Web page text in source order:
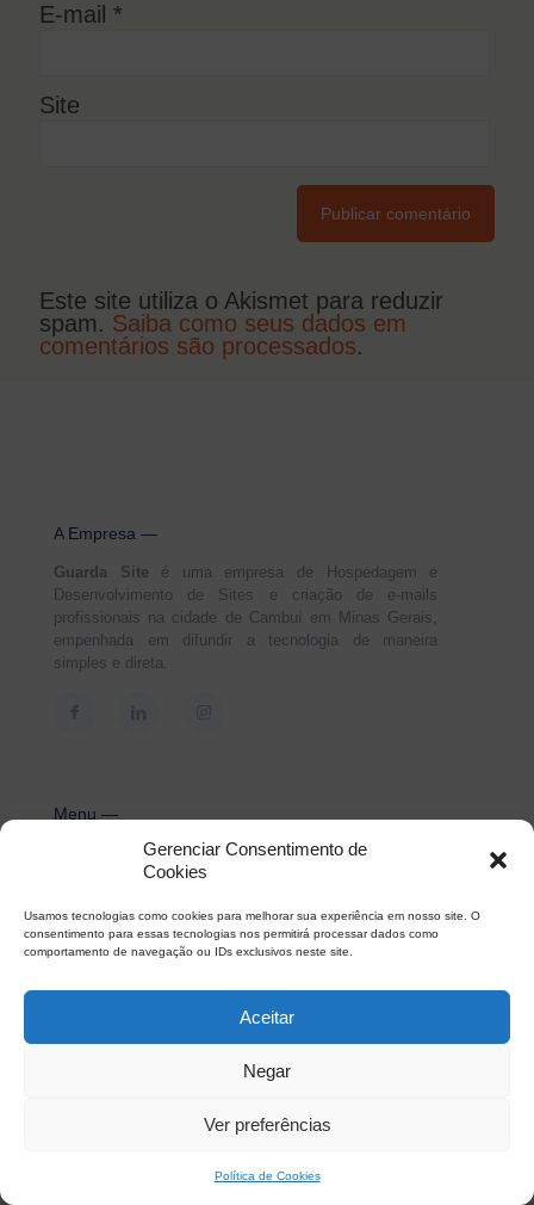
Gerenciar Consentimento de
Cookies
Usamos tecnologias como cookies para melhorar sua experiência em nosso site. O
consentimento para essas tecnologias nos permitirá processar dados como
comportamento de navegação ou IDs exclusivos neste site.
Aceitar
Negar
Ver preferências
Política de Cookies
E-mail *
Site
Este site utiliza o Akismet para reduzir
spam. Saiba como seus dados em
comentários são processados.
A Empresa —
Guarda Site é uma empresa de Hospedagem e
Desenvolvimento de Sites e criação de e-mails
profissionais na cidade de Cambuí em Minas Gerais,
empenhada em difundir a tecnologia de maneira
simples e direta.
Menu —
– Trabalhe Conosco
– Perguntas Frequentes
contato@guardasite.com.br